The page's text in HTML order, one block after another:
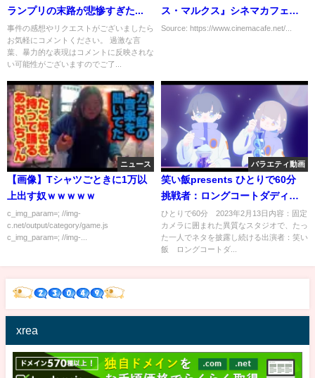
ランプリの末路が悲惨すぎた...
事件の感想やリクエストがございましたら
お気軽にコメントください。 過激な言
葉、暴力的な表現はコメントに反映されな
い可能性がございますのでご了...
ス・マルクス』シネマカフェオ
ンライン試写室
Source: https://www.cinemacafe.net/...
ニュース
【画像】Tシャツごときに1万以
上出す奴ｗｗｗｗｗ
c_img_param=; //img-
c.net/output/category/game.js
c_img_param=; //img-...
バラエティ動画
笑い飯presents ひとりで60分
挑戦者：ロングコートダディ・
堂前透 2月13日
ひとりで60分 2023年2月13日内容：固定
カメラに囲まれた異質なスタジオで、たっ
た一人でネタを披露し続ける出演者：笑い
飯 ロングコートダ...
xrea